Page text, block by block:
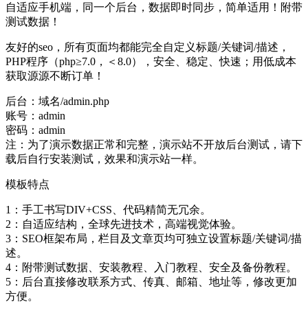
自适应手机端，同一个后台，数据即时同步，简单适用！附带
测试数据！
友好的seo，所有页面均都能完全自定义标题/关键词/描述，
PHP程序（php≥7.0，＜8.0），安全、稳定、快速；用低成本
获取源源不断订单！
后台：域名/admin.php
账号：admin
密码：admin
注：为了演示数据正常和完整，演示站不开放后台测试，请下
载后自行安装测试，效果和演示站一样。
模板特点
1：手工书写DIV+CSS、代码精简无冗余。
2：自适应结构，全球先进技术，高端视觉体验。
3：SEO框架布局，栏目及文章页均可独立设置标题/关键词/描
述。
4：附带测试数据、安装教程、入门教程、安全及备份教程。
5：后台直接修改联系方式、传真、邮箱、地址等，修改更加
方便。